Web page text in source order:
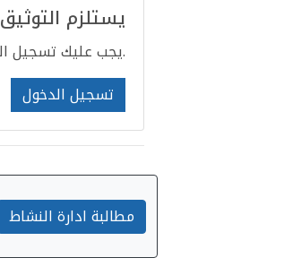
يستلزم التوثيق
يجب عليك تسجيل الدخول إلى مرحلة ما بعد تعليق.
تسجيل الدخول
مطالبة ادارة النشاط